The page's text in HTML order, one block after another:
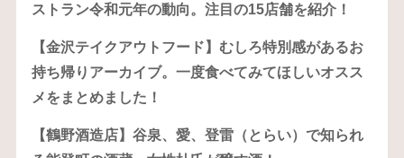
ストラン令和元年の動向。注目の15店舗を紹介！
【金沢テイクアウトフード】むしろ特別感があるお
持ち帰りアーカイブ。一度食べてみてほしいオスス
メをまとめました！
【鶴野酒造店】谷泉、愛、登雷（とらい）で知られ